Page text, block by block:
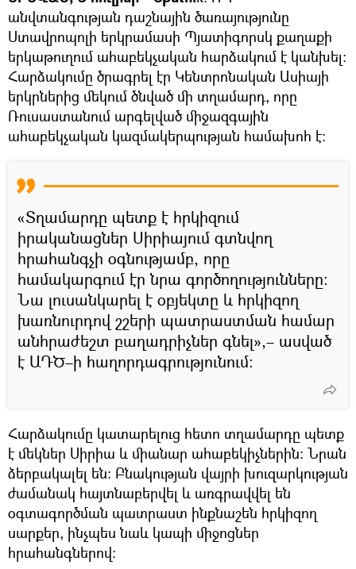
անվտանգության դաշնային ծառայությունը
Ստավրոպոլի երկրամասի Պյատիգորսկ քաղաքի
երկաթուղում ահաբեկչական հարձակում է կանխել։
Հարձակումը ծրագրել էր Կենտրոնական Ասիայի
երկրներից մեկում ծնված մի տղամարդ, որը
Ռուսաստանում արգելված միջազգային
ահաբեկչական կազմակերպության համախոհ է։
«Տղամարդը պետք է հրկիզում
իրականացներ Սիրիայում գտնվող
հրահանգչի օգնությամբ, որը
համակարգում էր նրա գործողությունները։
Նա լուսանկարել է օբյեկտը և հրկիզող
խառնուրդով շշերի պատրաստման համար
անհրաժեշտ բաղադրիչներ գնել»,– ասված
է ԱԴԾ–ի հաղորդագրությունում։
Հարձակումը կատարելուց հետո տղամարդը պետք
է մեկներ Սիրիա և միանար ահաբեկիչներին։ Նրան
ձերբակալել են։ Բնակության վայրի խուզարկության
ժամանակ հայտնաբերվել և առգրավվել են
օգտագործման պատրաստ ինքնաշեն հրկիզող
սարքեր, ինչպես նաև կապի միջոցներ
հրահանգներով։